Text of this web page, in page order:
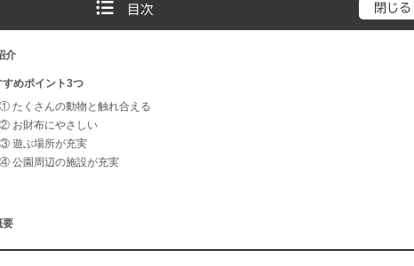
目次 閉じる
介
めポイント3つ
たくさんの動物と触れ合える
お財布にやさしい
遊ぶ場所が充実
公園周辺の施設が充実
要